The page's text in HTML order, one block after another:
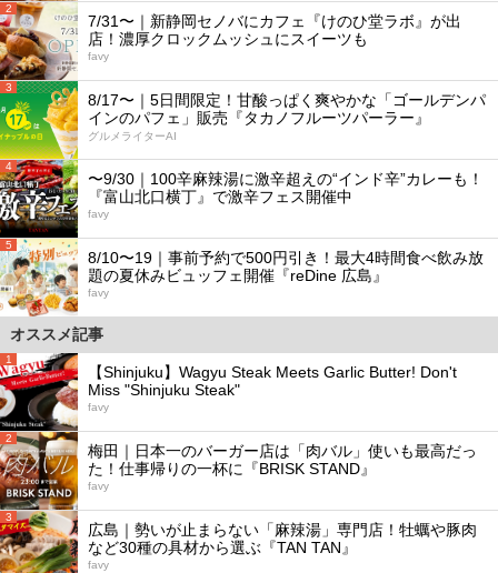
2
7/31〜｜新静岡セノバにカフェ『けのひ堂ラボ』が出
店！濃厚クロックムッシュにスイーツも
favy
3
8/17〜｜5日間限定！甘酸っぱく爽やかな「ゴールデンパ
インのパフェ」販売『タカノフルーツパーラー』
グルメライターAI
4
〜9/30｜100辛麻辣湯に激辛超えの“インド辛”カレーも！
『富山北口横丁』で激辛フェス開催中
favy
5
8/10〜19｜事前予約で500円引き！最大4時間食べ飲み放
題の夏休みビュッフェ開催『reDine 広島』
favy
オススメ記事
1
【Shinjuku】Wagyu Steak Meets Garlic Butter! Don't
Miss "Shinjuku Steak"
favy
2
梅田｜日本一のバーガー店は「肉バル」使いも最高だっ
た！仕事帰りの一杯に『BRISK STAND』
favy
3
広島｜勢いが止まらない「麻辣湯」専門店！牡蠣や豚肉
など30種の具材から選ぶ『TAN TAN』
favy